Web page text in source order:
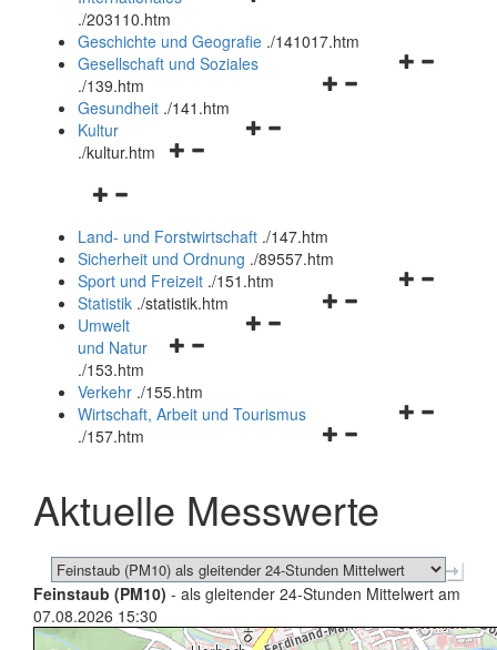
und
schließen
./203110.htm
Geschichte und Geografie ./141017.htm
Navigationsmenü
Gesellschaft und Soziales
./139.htm
Navigationsmenü
Gesundheit ./141.htm
Navigationsmenü
Kultur
./kultur.htm
Navigationsmenü
und
schließen
Land- und Forstwirtschaft ./147.htm
Sicherheit und Ordnung ./89557.htm
Navigationsmenü
Sport und Freizeit ./151.htm
Navigationsmenü
Statistik ./statistik.htm
Navigationsmenü
und
schließen
Umwelt
und Natur
./153.htm
Verkehr ./155.htm
Navigationsmenü
schließen
Wirtschaft, Arbeit und Tourismus
./157.htm
Aktuelle Messwerte
Feinstaub (PM10) - als gleitender 24-Stunden Mittelwert am
07.08.2026 15:30